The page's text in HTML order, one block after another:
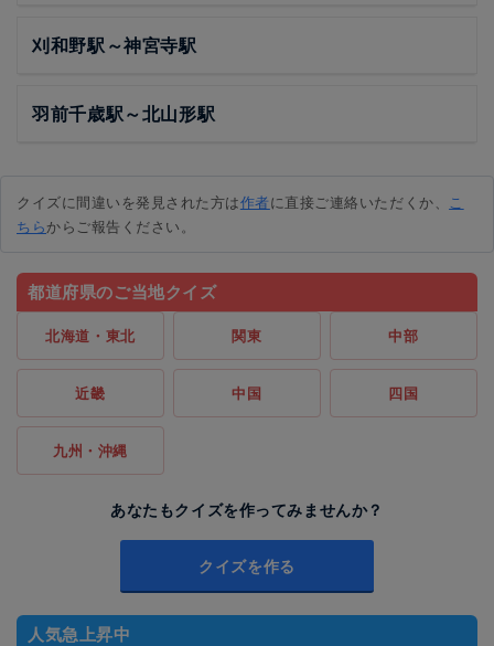
刈和野駅～神宮寺駅
羽前千歳駅～北山形駅
クイズに間違いを発見された方は作者に直接ご連絡いただくか、 こ
ちらからご報告ください。
都道府県のご当地クイズ
北海道・東北 関東 中部
近畿 中国 四国
九州・沖縄
あなたもクイズを作ってみませんか？
クイズを作る
人気急上昇中